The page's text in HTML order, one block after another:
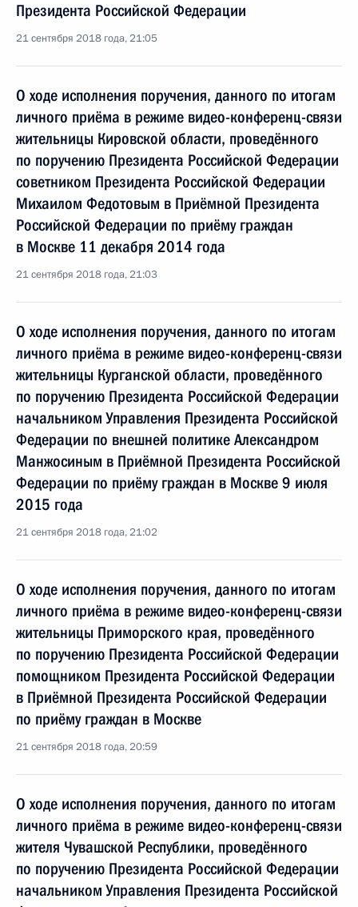
Президента Российской Федерации
21 сентября 2018 года, 21:05
О ходе исполнения поручения, данного по итогам
личного приёма в режиме видео-конференц-связи
жительницы Кировской области, проведённого
по поручению Президента Российской Федерации
советником Президента Российской Федерации
Михаилом Федотовым в Приёмной Президента
Российской Федерации по приёму граждан
в Москве 11 декабря 2014 года
21 сентября 2018 года, 21:03
О ходе исполнения поручения, данного по итогам
личного приёма в режиме видео-конференц-связи
жительницы Курганской области, проведённого
по поручению Президента Российской Федерации
начальником Управления Президента Российской
Федерации по внешней политике Александром
Манжосиным в Приёмной Президента Российской
Федерации по приёму граждан в Москве 9 июля
2015 года
21 сентября 2018 года, 21:02
О ходе исполнения поручения, данного по итогам
личного приёма в режиме видео-конференц-связи
жительницы Приморского края, проведённого
по поручению Президента Российской Федерации
помощником Президента Российской Федерации
в Приёмной Президента Российской Федерации
по приёму граждан в Москве
21 сентября 2018 года, 20:59
О ходе исполнения поручения, данного по итогам
личного приёма в режиме видео-конференц-связи
жителя Чувашской Республики, проведённого
по поручению Президента Российской Федерации
начальником Управления Президента Российской